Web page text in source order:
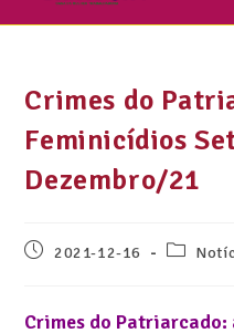
Crimes do
Feminicídios
Dezembro/21
2021-12-16